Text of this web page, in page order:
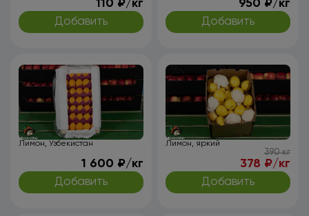
110 ₽/кг
Добавить
950 ₽/кг
Добавить
Лимон, Узбекистан
1 600 ₽/кг
Добавить
Лимон, яркий
390 кг
378 ₽/кг
Добавить